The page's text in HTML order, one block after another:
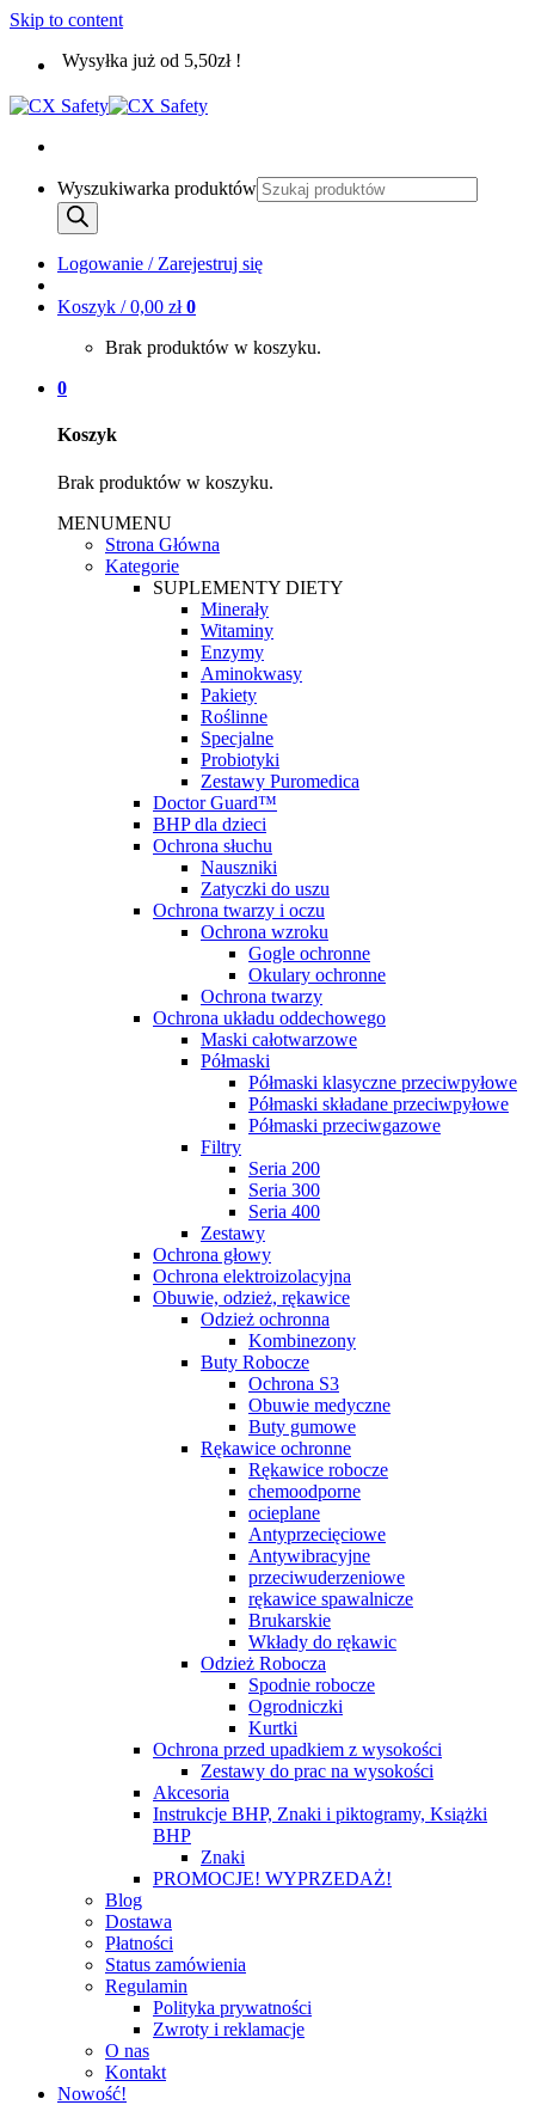
Skip to content
Wysyłka już od 5,50zł !
Wyszukiwarka produktów
Logowanie / Zarejestruj się
Koszyk /0,00 zł 0
Brak produktów w koszyku.
0
Koszyk
Brak produktów w koszyku.
MENUMENU
Strona Główna
Kategorie
SUPLEMENTY DIETY
Minerały
Witaminy
Enzymy
Aminokwasy
Pakiety
Roślinne
Specjalne
Probiotyki
Zestawy Puromedica
Doctor Guard™
BHP dla dzieci
Ochrona słuchu
Nauszniki
Zatyczki do uszu
Ochrona twarzy i oczu
Ochrona wzroku
Gogle ochronne
Okulary ochronne
Ochrona twarzy
Ochrona układu oddechowego
Maski całotwarzowe
Półmaski
Półmaski klasyczne przeciwpyłowe
Półmaski składane przeciwpyłowe
Półmaski przeciwgazowe
Filtry
Seria 200
Seria 300
Seria 400
Zestawy
Ochrona głowy
Ochrona elektroizolacyjna
Obuwie, odzież, rękawice
Odzież ochronna
Kombinezony
Buty Robocze
Ochrona S3
Obuwie medyczne
Buty gumowe
Rękawice ochronne
Rękawice robocze
chemoodporne
ocieplane
Antyprzecięciowe
Antywibracyjne
przeciwuderzeniowe
rękawice spawalnicze
Brukarskie
Wkłady do rękawic
Odzież Robocza
Spodnie robocze
Ogrodniczki
Kurtki
Ochrona przed upadkiem z wysokości
Zestawy do prac na wysokości
Akcesoria
Instrukcje BHP, Znaki i piktogramy, Książki
BHP
Znaki
PROMOCJE! WYPRZEDAŻ!
Blog
Dostawa
Płatności
Status zamówienia
Regulamin
Polityka prywatności
Zwroty i reklamacje
O nas
Kontakt
Nowość!